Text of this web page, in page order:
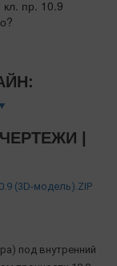
|
(3D-модель).ZIP
под внутренний